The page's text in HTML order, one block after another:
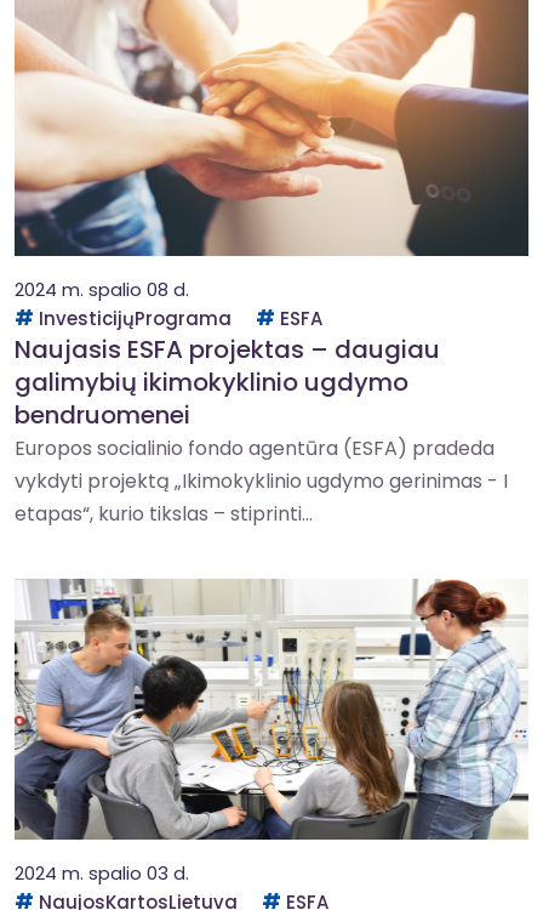
2024 m. spalio 08 d.
InvesticijųPrograma
ESFA
Naujasis ESFA projektas – daugiau
galimybių ikimokyklinio ugdymo
bendruomenei
Europos socialinio fondo agentūra (ESFA) pradeda
vykdyti projektą „Ikimokyklinio ugdymo gerinimas - I
etapas“, kurio tikslas – stiprinti...
2024 m. spalio 03 d.
NaujosKartosLietuva
ESFA